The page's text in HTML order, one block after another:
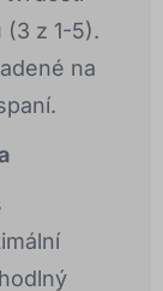
z 1-5).
na